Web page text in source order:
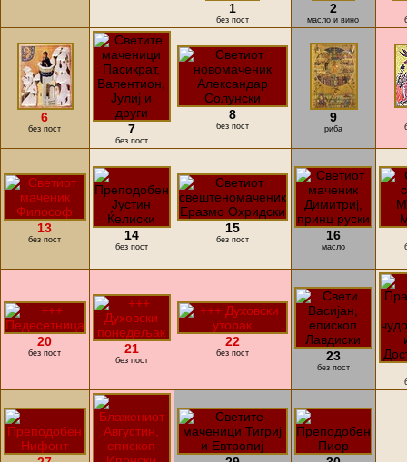
1
без пост
2
масло и вино
6
без пост 7
без пост
8
без пост
9
риба
13
без пост 14
без пост
15
без пост 16
масло
20
без пост 21
без пост
22
без пост 23
без пост